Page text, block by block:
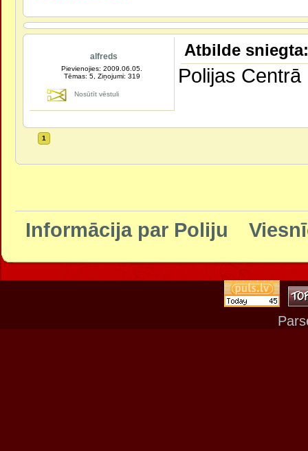
alfreds
Pievienojies: 2009.06.05.
Tēmas: 5, Ziņojumi: 319
Nosūtīt vēstuli
Atbilde
Polijas
1
Informācija par Poliju